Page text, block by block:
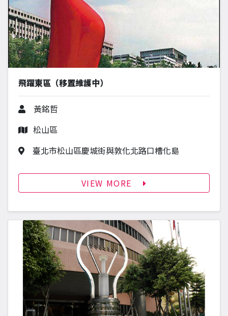
飛躍東區（移置維護中）
作者
黃銘哲
行政區
松山區
作品地址
臺北市松山區慶城街與敦化北路口槽化島
VIEW MORE